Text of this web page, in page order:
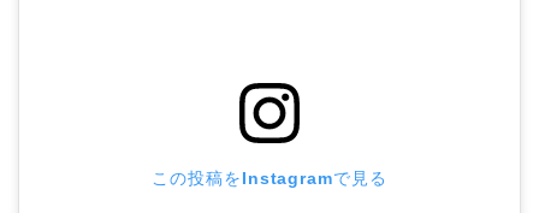
この投稿をInstagramで見る